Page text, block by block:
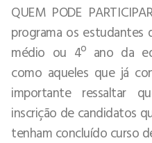
QUEM PODE
programa os estudantes
médio ou 4º ano da
como aqueles que já
importante ressaltar
inscrição de candidatos
tenham concluído curso